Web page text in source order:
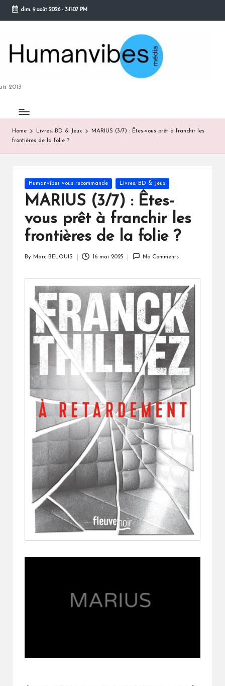
Skip
content
dim. 9 août 2026- 3:11:08 PM
2013
Home Livres, BD & Jeux
MARIUS (3/7) : Êtes-vous prêt à franchir les
frontières de la folie ?
Posted
in
Humanvibes vous recommande Livres, BD & Jeux
MARIUS (3/7) : Êtes-
vous prêt à franchir les
frontières de la folie ?
By Marc BELOUIS 16 mai 2025 No Comments